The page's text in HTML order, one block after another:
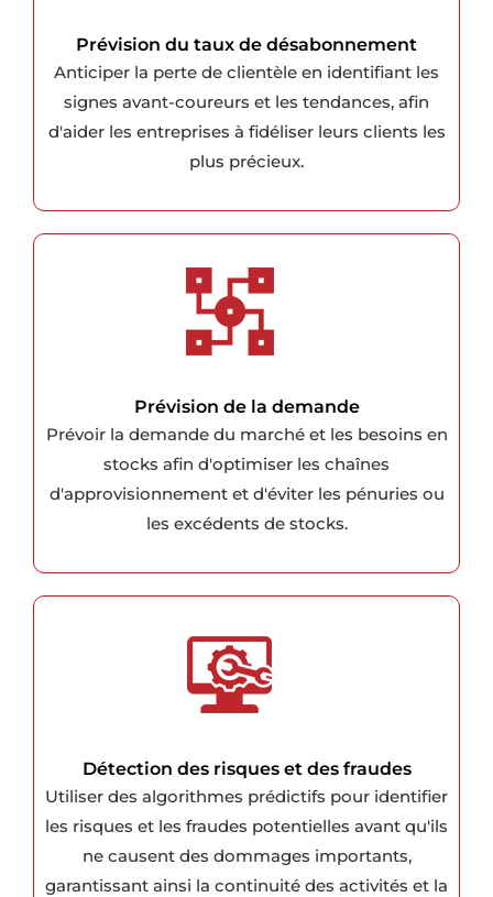
Prévision du taux de désabonnement
Anticiper la perte de clientèle en identifiant les
signes avant-coureurs et les tendances, afin
d'aider les entreprises à fidéliser leurs clients les
plus précieux.
Prévision de la demande
Prévoir la demande du marché et les besoins en
stocks afin d'optimiser les chaînes
d'approvisionnement et d'éviter les pénuries ou
les excédents de stocks.
Détection des risques et des fraudes
Utiliser des algorithmes prédictifs pour identifier
les risques et les fraudes potentielles avant qu'ils
ne causent des dommages importants,
garantissant ainsi la continuité des activités et la